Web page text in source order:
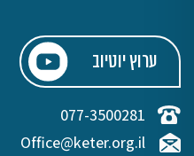
ערוץ יוטיוב
077-3500281
Office@keter.org.il